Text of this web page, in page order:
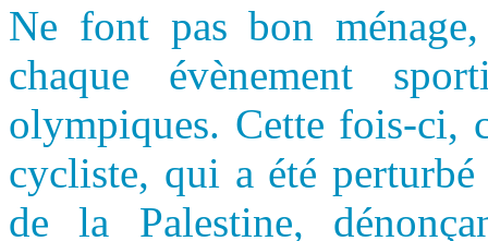
Ne font pas bon
chaque évènement
olympiques. Cette fois-ci,
cycliste, qui a été
de la Palestine,